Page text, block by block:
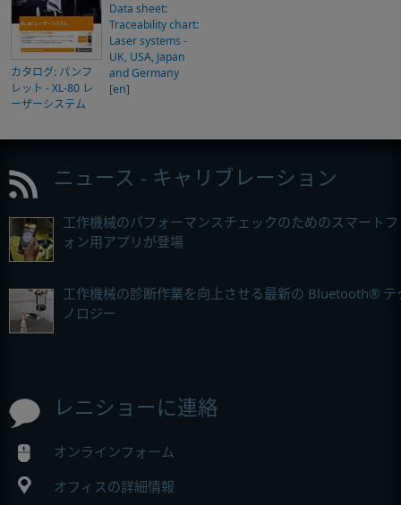
カタログ: パンフ
レット - XL-80 レ
ーザーシステム
Data sheet:
Traceability chart:
Laser systems -
UK, USA, Japan
and Germany
[en]
ニュース - キャリブレーション
工作機械のパフォーマンスチェックのためのスマートフ
ォン用アプリが登場
工作機械の診断作業を向上させる最新の Bluetooth® テ
ノロジー
レニショーに連絡
オンラインフォーム
オフィスの詳細情報